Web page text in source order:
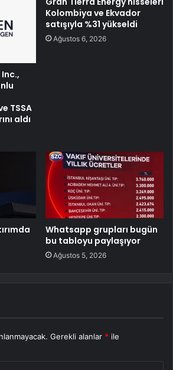
TSSA
aldı
Kolombiya ve Ekvador
satışıyla %31 yükseldi
Ağustos 6, 2026
Whatsapp grupları bugün
bu tabloyu paylaşıyor
Ağustos 5, 2026
Gerekli alanlar * ile